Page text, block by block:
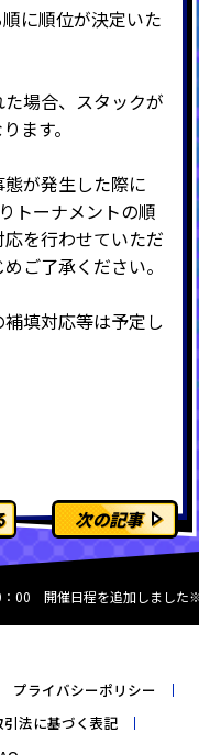
に順位が決定いた
場合、スタックが
ます。
が発生した際に
トーナメントの順
を行わせていただ
ご了承ください。
填対応等は予定し
次の記事
00 開催日程を追加しました
プライバシーポリシー
法に基づく表記